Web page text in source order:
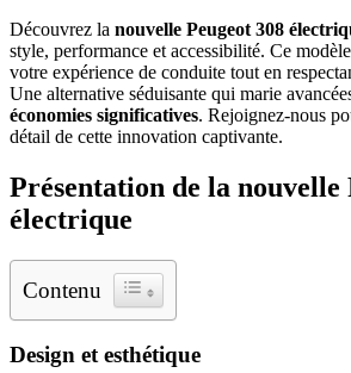
Découvrez la nouvelle Peugeot 308
style, performance et accessibilité. Ce
votre expérience de conduite tout en
Une alternative séduisante qui marie
économies significatives. Rejoignez-nous
détail de cette innovation captivante.
Présentation de la nouvelle
électrique
Contenu
Design et esthétique